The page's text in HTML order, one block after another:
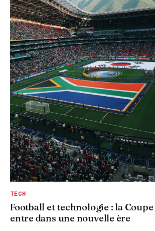
TECH
Football et technologie : la
entre dans une nouvelle ère